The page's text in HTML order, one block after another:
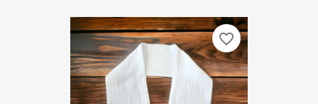
favorite_border